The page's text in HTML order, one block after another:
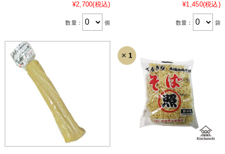
¥2,700(税込)
数量： 個
¥1,450(税込)
数量： 袋